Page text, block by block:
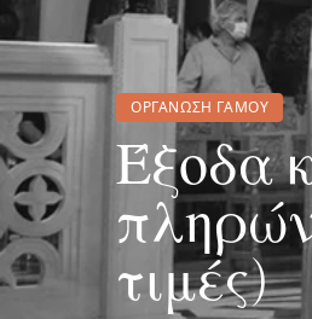
ΟΡΓΆΝΩΣΗ ΓΆΜΟΥ
Έξοδα
τιμές)